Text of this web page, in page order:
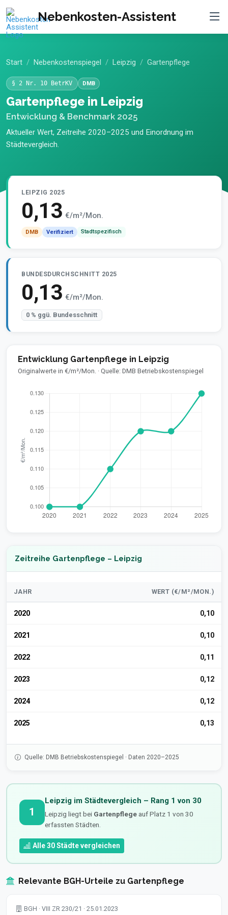
Nebenkosten-Assistent
Start Nebenkostenspiegel Leipzig Gartenpflege
§ 2 Nr. 10 BetrKV DMB
Gartenpflege in Leipzig
Entwicklung & Benchmark 2025
Aktueller Wert, Zeitreihe 2020–2025 und Einordnung im
Städtevergleich.
LEIPZIG 2025
0,13 €/m²/Mon.
DMB Verifiziert Stadtspezifisch
BUNDESDURCHSCHNITT 2025
0,13 €/m²/Mon.
0 % ggü. Bundesschnitt
Entwicklung Gartenpflege in Leipzig
Originalwerte in €/m²/Mon. · Quelle: DMB Betriebskostenspiegel
Zeitreihe Gartenpflege – Leipzig
JAHR WERT (€/M²/MON.)
2020 0,10
2021 0,10
2022 0,11
2023 0,12
2024 0,12
2025 0,13
Quelle: DMB Betriebskostenspiegel · Daten 2020–2025
1
Leipzig im Städtevergleich – Rang 1 von 30
Leipzig liegt bei Gartenpflegeauf Platz 1 von 30
erfassten Städten.
Alle 30 Städte vergleichen
Relevante BGH-Urteile zu Gartenpflege
BGH · VIII ZR 230/21 · 25.01.2023